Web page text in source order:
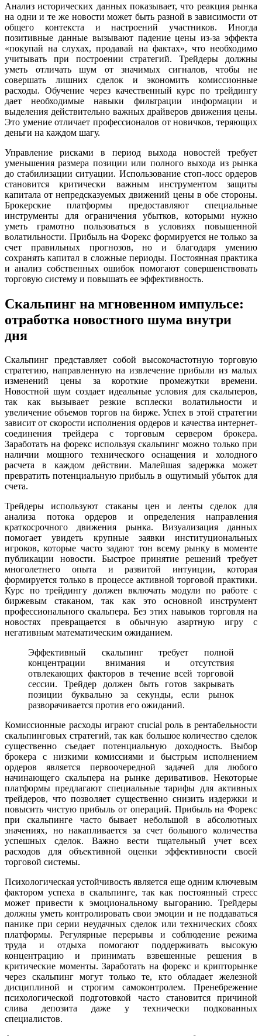
Анализ исторических данных показывает, что реакция рынка
на одни и те же новости может быть разной в зависимости от
общего контекста и настроений участников. Иногда
позитивные данные вызывают падение цены из-за эффекта
«покупай на слухах, продавай на фактах», что необходимо
учитывать при построении стратегий. Трейдеры должны
уметь отличать шум от значимых сигналов, чтобы не
совершать лишних сделок и экономить комиссионные
расходы. Обучение через качественный курс по трейдингу
дает необходимые навыки фильтрации информации и
выделения действительно важных драйверов движения цены.
Это умение отличает профессионалов от новичков, теряющих
деньги на каждом шагу.
Управление рисками в период выхода новостей требует
уменьшения размера позиции или полного выхода из рынка
до стабилизации ситуации. Использование стоп-лосс ордеров
становится критически важным инструментом защиты
капитала от непредсказуемых движений цены в обе стороны.
Брокерские платформы предоставляют специальные
инструменты для ограничения убытков, которыми нужно
уметь грамотно пользоваться в условиях повышенной
волатильности. Прибыль на Форекс формируется не только за
счет правильных прогнозов, но и благодаря умению
сохранять капитал в сложные периоды. Постоянная практика
и анализ собственных ошибок помогают совершенствовать
торговую систему и повышать ее эффективность.
Скальпинг на мгновенном импульсе:
отработка новостного шума внутри
дня
Скальпинг представляет собой высокочастотную торговую
стратегию, направленную на извлечение прибыли из малых
изменений цены за короткие промежутки времени.
Новостной шум создает идеальные условия для скальперов,
так как вызывает резкие всплески волатильности и
увеличение объемов торгов на бирже. Успех в этой стратегии
зависит от скорости исполнения ордеров и качества интернет-
соединения трейдера с торговым сервером брокера.
Заработать на форекс используя скальпинг можно только при
наличии мощного технического оснащения и холодного
расчета в каждом действии. Малейшая задержка может
превратить потенциальную прибыль в ощутимый убыток для
счета.
Трейдеры используют стаканы цен и ленты сделок для
анализа потока ордеров и определения направления
краткосрочного движения рынка. Визуализация данных
помогает увидеть крупные заявки институциональных
игроков, которые часто задают тон всему рынку в моменте
публикации новости. Быстрое принятие решений требует
многолетнего опыта и развитой интуиции, которая
формируется только в процессе активной торговой практики.
Курс по трейдингу должен включать модули по работе с
биржевым стаканом, так как это основной инструмент
профессионального скальпера. Без этих навыков торговля на
новостях превращается в обычную азартную игру с
негативным математическим ожиданием.
Эффективный скальпинг требует полной
концентрации внимания и отсутствия
отвлекающих факторов в течение всей торговой
сессии. Трейдер должен быть готов закрывать
позиции буквально за секунды, если рынок
разворачивается против его ожиданий.
Комиссионные расходы играют crucial роль в рентабельности
скальпинговых стратегий, так как большое количество сделок
существенно съедает потенциальную доходность. Выбор
брокера с низкими комиссиями и быстрым исполнением
ордеров является первоочередной задачей для любого
начинающего скальпера на рынке деривативов. Некоторые
платформы предлагают специальные тарифы для активных
трейдеров, что позволяет существенно снизить издержки и
повысить чистую прибыль от операций. Прибыль на Форекс
при скальпинге часто бывает небольшой в абсолютных
значениях, но накапливается за счет большого количества
успешных сделок. Важно вести тщательный учет всех
расходов для объективной оценки эффективности своей
торговой системы.
Психологическая устойчивость является еще одним ключевым
фактором успеха в скальпинге, так как постоянный стресс
может привести к эмоциональному выгоранию. Трейдеры
должны уметь контролировать свои эмоции и не поддаваться
панике при серии неудачных сделок или технических сбоях
платформы. Регулярные перерывы и соблюдение режима
труда и отдыха помогают поддерживать высокую
концентрацию и принимать взвешенные решения в
критические моменты. Заработать на форекс и крипторынке
через скальпинг могут только те, кто обладает железной
дисциплиной и строгим самоконтролем. Пренебрежение
психологической подготовкой часто становится причиной
слива депозита даже у технически подкованных
специалистов.